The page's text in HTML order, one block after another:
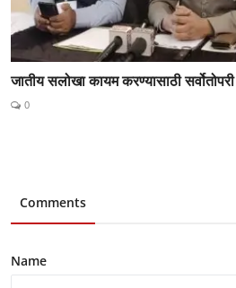
जातीय सलोखा कायम करण्यासाठी
0
Comments
Name